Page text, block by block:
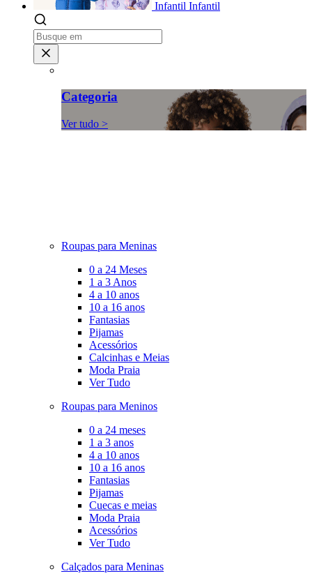
Infantil Infantil
Categoria
Ver tudo >
Roupas para Meninas
0 a 24 Meses
1 a 3 Anos
4 a 10 anos
10 a 16 anos
Fantasias
Pijamas
Acessórios
Calcinhas e Meias
Moda Praia
Ver Tudo
Roupas para Meninos
0 a 24 meses
1 a 3 anos
4 a 10 anos
10 a 16 anos
Fantasias
Pijamas
Cuecas e meias
Moda Praia
Acessórios
Ver Tudo
Calçados para Meninas